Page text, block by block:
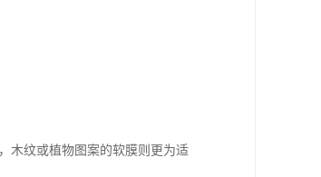
木纹或植物图案的软膜则更为适